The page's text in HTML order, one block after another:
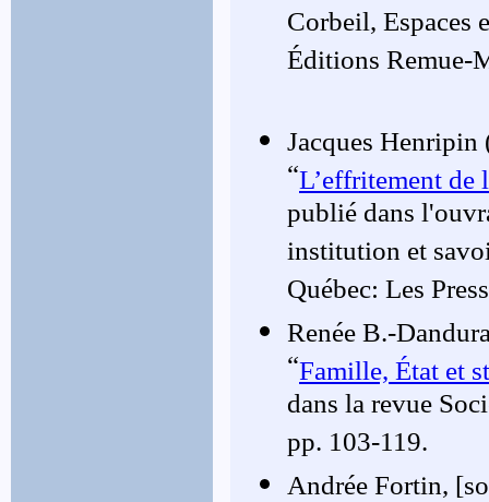
Corbeil, Espaces
Éditions Remue-
Jacques
“L’effritement de
publié dans
institution et
Québec: Les
Renée B.-
“Famille, État et
dans la revue
pp. 103-119.
Andrée Fortin,